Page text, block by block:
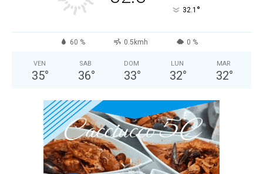
32.1 °
60 % 0.5kmh 0 %
VEN
35°
SAB
36°
DOM
33°
LUN
32°
MAR
32°